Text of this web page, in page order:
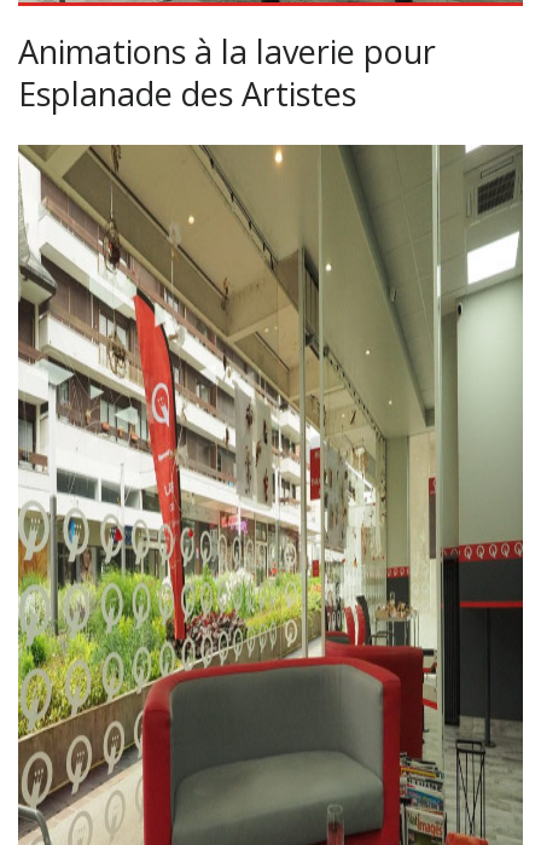
Animations à la laverie pour
Esplanade des Artistes